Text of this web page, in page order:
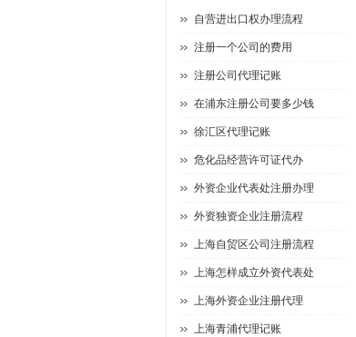
自营进出口权办理流程
注册一个公司的费用
注册公司代理记账
在浦东注册公司要多少钱
徐汇区代理记账
危化品经营许可证代办
外资企业代表处注册办理
外资独资企业注册流程
上海自贸区公司注册流程
上海怎样成立外资代表处
上海外资企业注册代理
上海青浦代理记账